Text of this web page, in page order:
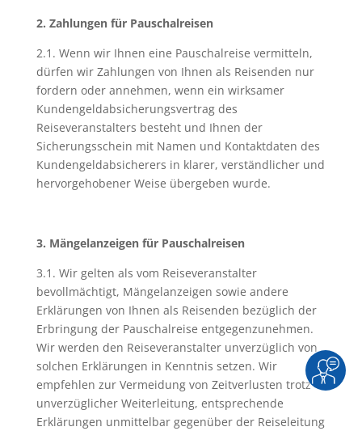
2. Zahlungen für Pauschalreisen
2.1. Wenn wir Ihnen eine Pauschalreise vermitteln,
dürfen wir Zahlungen von Ihnen als Reisenden nur
fordern oder annehmen, wenn ein wirksamer
Kundengeldabsicherungsvertrag des
Reiseveranstalters besteht und Ihnen der
Sicherungsschein mit Namen und Kontaktdaten des
Kundengeldabsicherers in klarer, verständlicher und
hervorgehobener Weise übergeben wurde.
3. Mängelanzeigen für Pauschalreisen
3.1. Wir gelten als vom Reiseveranstalter
bevollmächtigt, Mängelanzeigen sowie andere
Erklärungen von Ihnen als Reisenden bezüglich der
Erbringung der Pauschalreise entgegenzunehmen.
Wir werden den Reiseveranstalter unverzüglich von
solchen Erklärungen in Kenntnis setzen. Wir
empfehlen zur Vermeidung von Zeitverlusten trotz
unverzüglicher Weiterleitung, entsprechende
Erklärungen unmittelbar gegenüber der Reiseleitung